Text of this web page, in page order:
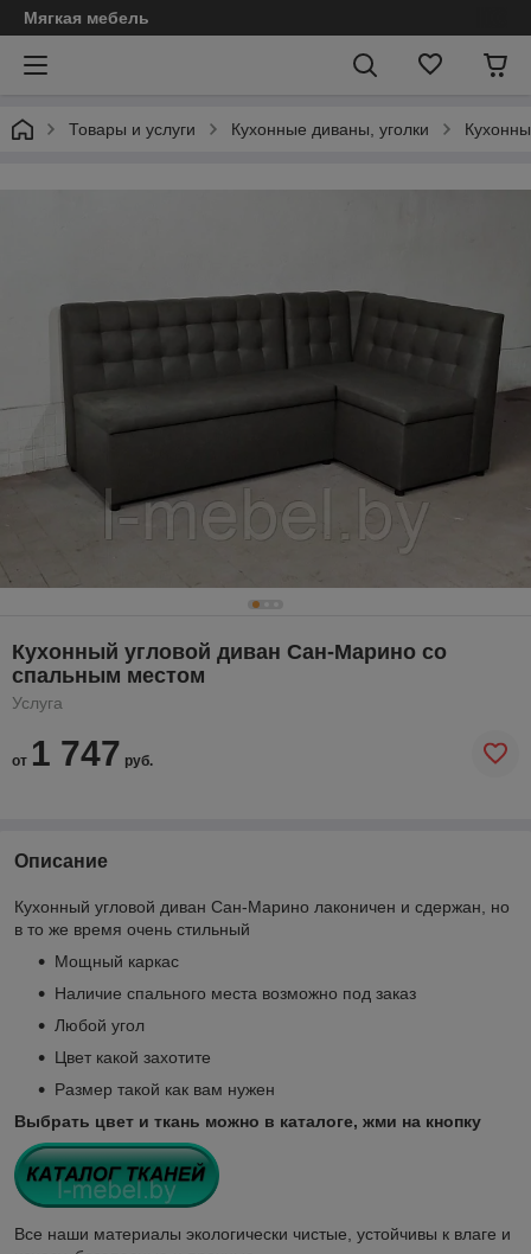
Мягкая мебель
Товары и услуги Кухонные диваны, уголки
Кухонный угловой диван Сан-Марино со
спальным местом
Услуга
от 1 747 руб.
Описание
Кухонный угловой диван Сан-Марино лаконичен и сдержан, но
в то же время очень стильный
Мощный каркас
Наличие спального места возможно под заказ
Любой угол
Цвет какой захотите
Размер такой как вам нужен
Выбрать цвет и ткань можно в каталоге, жми на кнопку
Все наши материалы экологически чистые, устойчивы к влаге и